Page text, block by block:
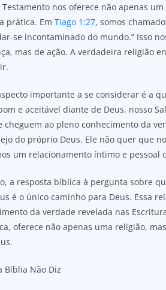
Testamento nos oferece não apenas
prática. Em Tiago 1:27, somos
se incontaminado do mundo.” Isso
mas de ação. A verdadeira religião
importante a se considerar é a
e aceitável diante de Deus, nosso
cheguem ao pleno conhecimento da
do próprio Deus. Ele não quer que
um relacionamento íntimo e pessoal
a resposta bíblica à pergunta sobre
é o único caminho para Deus. Essa
da verdade revelada nas
oferece não apenas uma religião,
Bíblia Não Diz